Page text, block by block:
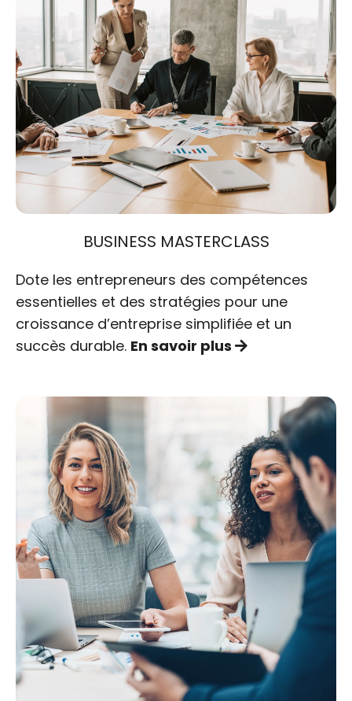
BUSINESS MASTERCLASS
Dote les entrepreneurs des compétences
essentielles et des stratégies pour une
croissance d’entreprise simplifiée et un
succès durable. En savoir plus